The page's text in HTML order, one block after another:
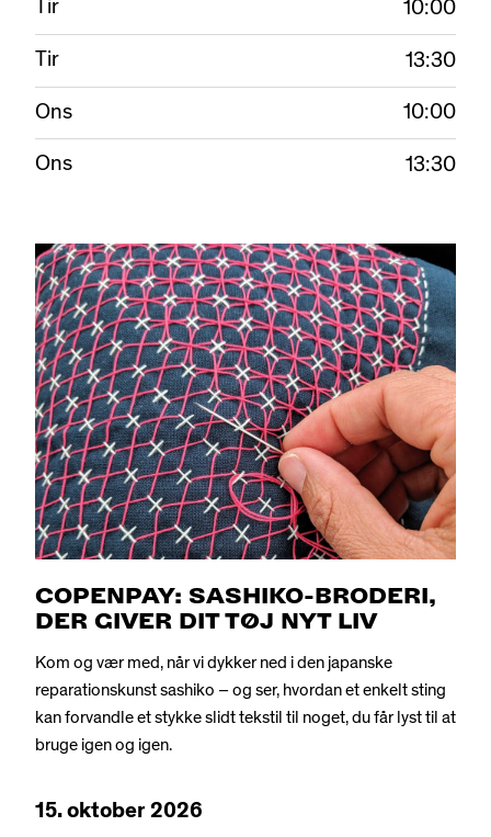
Tir
10:00
Tir
13:30
Ons
10:00
Ons
13:30
COPENPAY: SASHIKO-BRODERI,
DER GIVER DIT TØJ NYT LIV
Kom og vær med, når vi dykker ned i den japanske
reparationskunst sashiko – og ser, hvordan et enkelt sting
kan forvandle et stykke slidt tekstil til noget, du får lyst til at
bruge igen og igen.
15.oktober2026